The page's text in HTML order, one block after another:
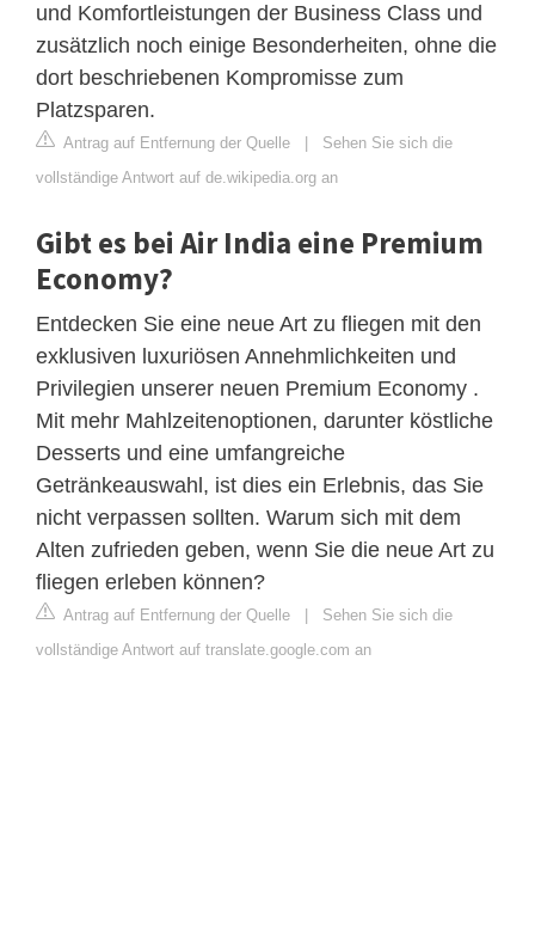
und Komfortleistungen der Business Class und
zusätzlich noch einige Besonderheiten, ohne die
dort beschriebenen Kompromisse zum
Platzsparen.
Antrag auf Entfernung der Quelle
Sehen Sie sich die
vollständige Antwort auf de.wikipedia.org an
Gibt es bei Air India eine Premium
Economy?
Entdecken Sie eine neue Art zu fliegen mit den
exklusiven luxuriösen Annehmlichkeiten und
Privilegien unserer neuen Premium Economy .
Mit mehr Mahlzeitenoptionen, darunter köstliche
Desserts und eine umfangreiche
Getränkeauswahl, ist dies ein Erlebnis, das Sie
nicht verpassen sollten. Warum sich mit dem
Alten zufrieden geben, wenn Sie die neue Art zu
fliegen erleben können?
Antrag auf Entfernung der Quelle
Sehen Sie sich die
vollständige Antwort auf translate.google.com an